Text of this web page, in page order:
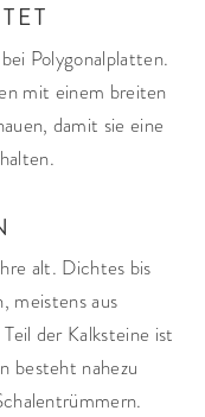
Polygonalplatten.
mit einem breiten
damit sie eine
alt. Dichtes bis
meistens aus
der Kalksteine ist
besteht nahezu